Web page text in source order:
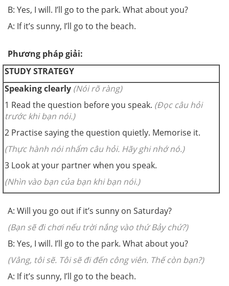
B: Yes, I will. I’ll go to the park. What about you?
A: If it’s sunny, I’ll go to the beach.
Phương pháp giải:
STUDY STRATEGY
Speaking clearly (Nói rõ ràng)
1 Read the question before you speak. (Đọc câu hỏi
trước khi bạn nói.)
2 Practise saying the question quietly. Memorise it.
(Thực hành nói nhẩm câu hỏi. Hãy ghi nhớ nó.)
3 Look at your partner when you speak.
(Nhìn vào bạn của bạn khi bạn nói.)
A: Will you go out if it’s sunny on Saturday?
(Bạn sẽ đi chơi nếu trời nắng vào thứ Bảy chứ?)
B: Yes, I will. I’ll go to the park. What about you?
(Vâng, tôi sẽ. Tôi sẽ đi đến công viên. Thế còn bạn?)
A: If it’s sunny, I’ll go to the beach.